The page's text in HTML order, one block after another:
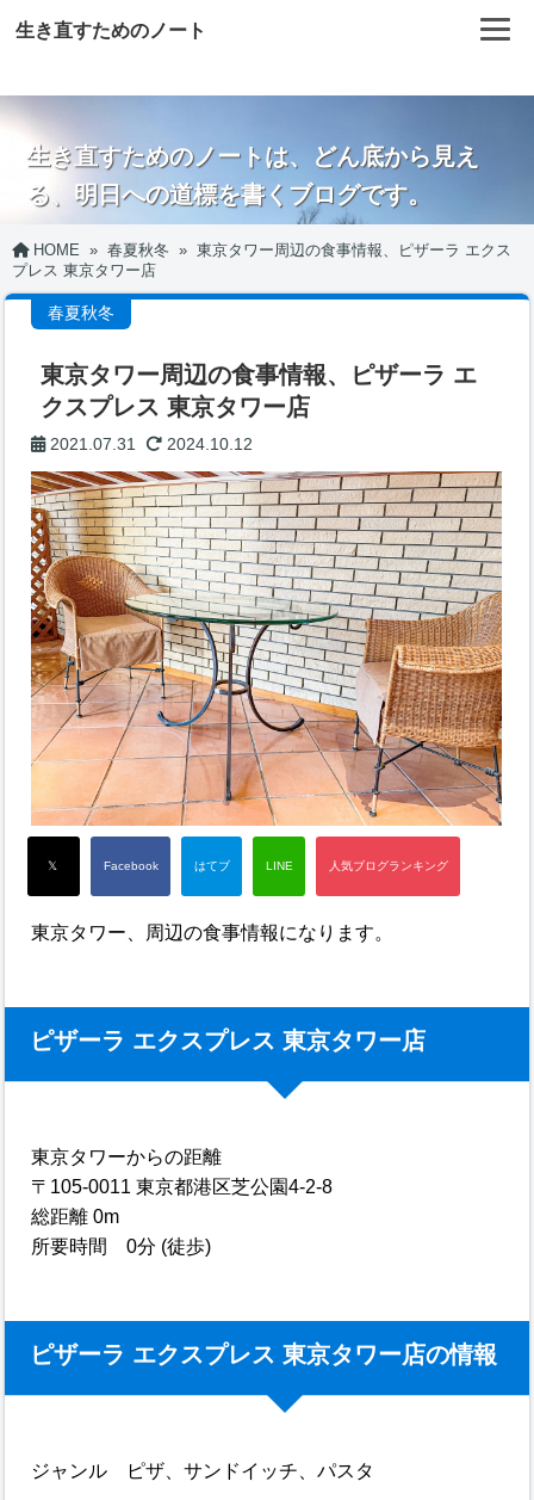
生き直すためのノート
生き直すためのノートは、どん底から見え
る、明日への道標を書くブログです。
HOME » 春夏秋冬 » 東京タワー周辺の食事情報、ピザーラ エクス
プレス 東京タワー店
春夏秋冬
東京タワー周辺の食事情報、ピザーラ エ
クスプレス 東京タワー店
2021.07.31 2024.10.12
東京タワー、周辺の食事情報になります。
ピザーラ エクスプレス 東京タワー店
東京タワーからの距離
〒105-0011 東京都港区芝公園4-2-8
総距離 0m
所要時間 0分 (徒歩)
ピザーラ エクスプレス 東京タワー店の情報
ジャンル ピザ、サンドイッチ、パスタ